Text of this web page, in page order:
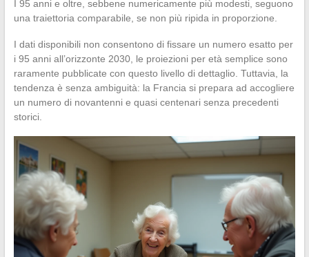
I 95 anni e oltre, sebbene numericamente più modesti, seguono
una traiettoria comparabile, se non più ripida in proporzione.
I dati disponibili non consentono di fissare un numero esatto per
i 95 anni all’orizzonte 2030, le proiezioni per età semplice sono
raramente pubblicate con questo livello di dettaglio. Tuttavia, la
tendenza è senza ambiguità: la Francia si prepara ad accogliere
un numero di novantenni e quasi centenari senza precedenti
storici.